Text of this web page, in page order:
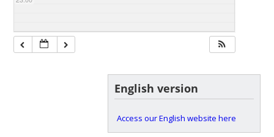
English version
Access our English website here